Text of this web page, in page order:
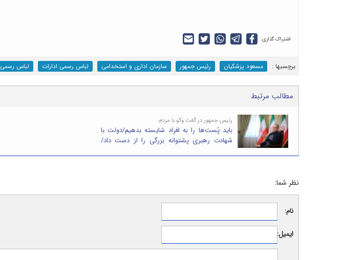
اشتراک گذاری:
برچسب‎ها : مسعود پزشکیان رئیس جمهور سازمان اداری و استخدامی لباس رسمی ادارات لباس رسمی
مطالب مرتبط
رئیس جمهور در گفت وگو با مردم؛
باید پُست‌ها را به افراد شایسته بدهیم/دولت با
شهادت رهبری پشتوانه بزرگی را از دست داد/
نظر شما:
نام:
ایمیل: